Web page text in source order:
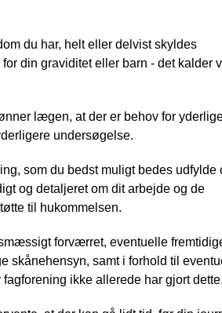
du har, helt eller delvist skyldes
din graviditet eller barn - det kalder
lægen, at der er behov for
undersøgelse.
som du bedst muligt bedes udfylde
og detaljeret om dit arbejde og de
til hukommelsen.
forværret, eventuelle
skånehensyn, samt i forhold til
ikke allerede har gjort